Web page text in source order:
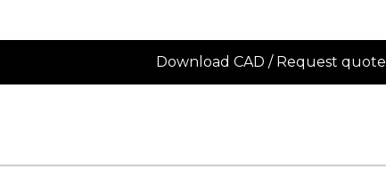
Download CAD / Request quote